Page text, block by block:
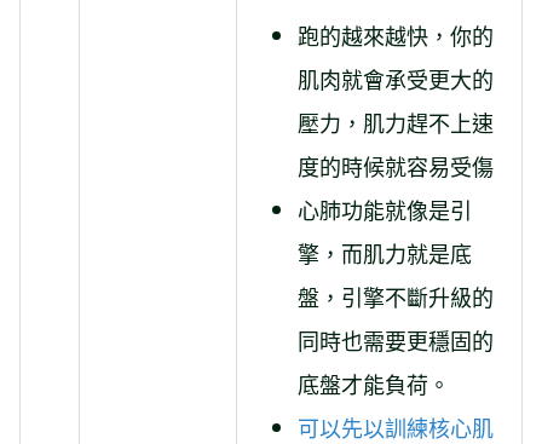
跑的越來越快，你的
肌肉就會承受更大的
壓力，肌力趕不上速
度的時候就容易受傷
心肺功能就像是引
擎，而肌力就是底
盤，引擎不斷升級的
同時也需要更穩固的
底盤才能負荷。
可以先以訓練核心肌